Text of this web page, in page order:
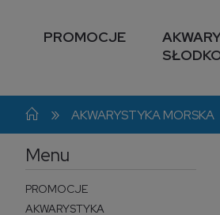
PROMOCJE
» AKWARYSTYKA MORSKA
Menu
PROMOCJE
AKWARYSTYKA